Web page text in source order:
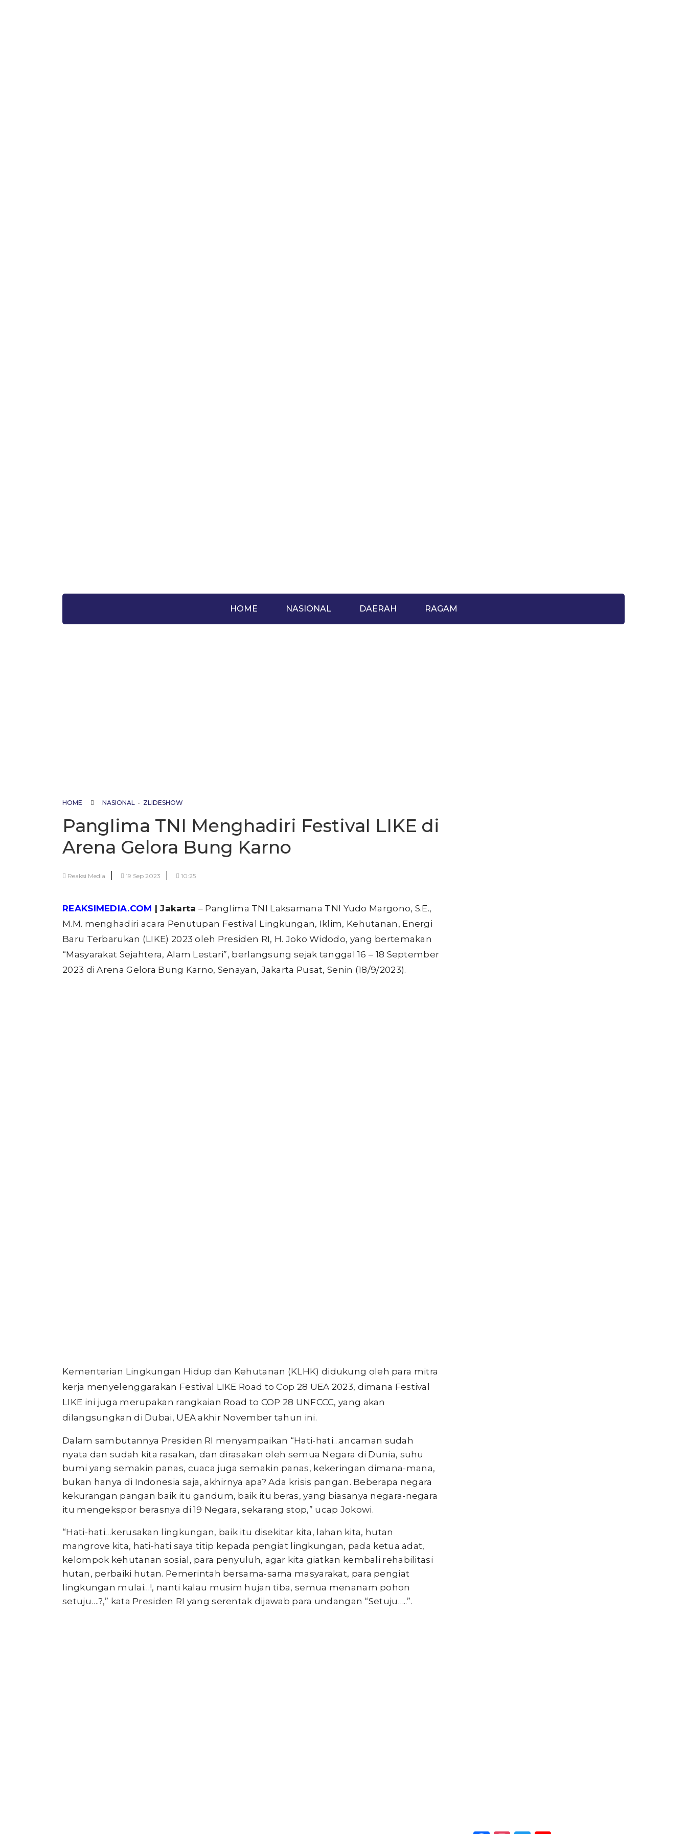
HOME NASIONAL DAERAH RAGAM
HOME NASIONAL • ZLIDESHOW
Panglima TNI Menghadiri Festival LIKE di
Arena Gelora Bung Karno
Reaksi Media 19 Sep 2023 10:25
REAKSIMEDIA.COM | Jakarta – Panglima TNI Laksamana TNI Yudo Margono, S.E.,
M.M. menghadiri acara Penutupan Festival Lingkungan, Iklim, Kehutanan, Energi
Baru Terbarukan (LIKE) 2023 oleh Presiden RI, H. Joko Widodo, yang bertemakan
“Masyarakat Sejahtera, Alam Lestari”, berlangsung sejak tanggal 16 – 18 September
2023 di Arena Gelora Bung Karno, Senayan, Jakarta Pusat, Senin (18/9/2023).
Kementerian Lingkungan Hidup dan Kehutanan (KLHK) didukung oleh para mitra
kerja menyelenggarakan Festival LIKE Road to Cop 28 UEA 2023, dimana Festival
LIKE ini juga merupakan rangkaian Road to COP 28 UNFCCC, yang akan
dilangsungkan di Dubai, UEA akhir November tahun ini.
Dalam sambutannya Presiden RI menyampaikan “Hati-hati…ancaman sudah
nyata dan sudah kita rasakan, dan dirasakan oleh semua Negara di Dunia, suhu
bumi yang semakin panas, cuaca juga semakin panas, kekeringan dimana-mana,
bukan hanya di Indonesia saja, akhirnya apa? Ada krisis pangan. Beberapa negara
kekurangan pangan baik itu gandum, baik itu beras, yang biasanya negara-negara
itu mengekspor berasnya di 19 Negara, sekarang stop,” ucap Jokowi.
“Hati-hati…kerusakan lingkungan, baik itu disekitar kita, lahan kita, hutan
mangrove kita, hati-hati saya titip kepada pengiat lingkungan, pada ketua adat,
kelompok kehutanan sosial, para penyuluh, agar kita giatkan kembali rehabilitasi
hutan, perbaiki hutan. Pemerintah bersama-sama masyarakat, para pengiat
lingkungan mulai…!, nanti kalau musim hujan tiba, semua menanam pohon
setuju….?,” kata Presiden RI yang serentak dijawab para undangan “Setuju…..”.